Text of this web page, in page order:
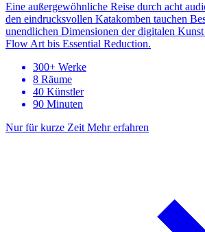
Eine außergewöhnliche Reise durch acht
den eindrucksvollen Katakomben tauchen
unendlichen Dimensionen der digitalen
Flow Art bis Essential Reduction.
300+ Werke
8 Räume
40 Künstler
90 Minuten
Nur für kurze Zeit Mehr erfahren